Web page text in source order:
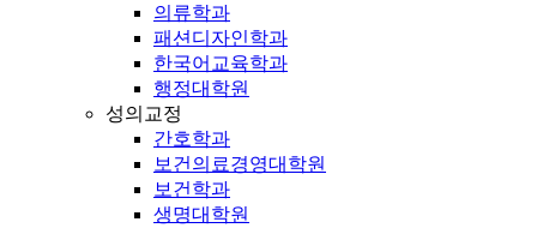
의류학과
패션디자인학과
한국어교육학과
행정대학원
성의교정
간호학과
보건의료경영대학원
보건학과
생명대학원